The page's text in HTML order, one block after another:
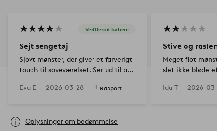
Verifierad købere
Sejt sengetøj
Sjovt mønster, der giver et farverigt
touch til soveværelset. Ser ud til at
Eva E — 2026-03-28 Rapport
Stive og
Meget flot
slet ikke bløde
Ida T — 2026-
Oplysninger om bedømmelse